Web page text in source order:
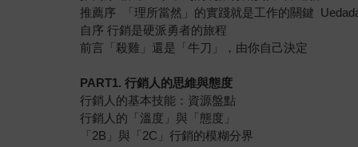
推薦序 「理所當然」的實踐就是工作的關鍵
自序 行銷是硬派勇者的旅程
前言「殺雞」還是「牛刀」，由你自己決定
PART1. 行銷人的思維與態度
行銷人的基本技能：資源盤點
行銷人的「溫度」與「態度」
「2B」與「2C」行銷的模糊分界